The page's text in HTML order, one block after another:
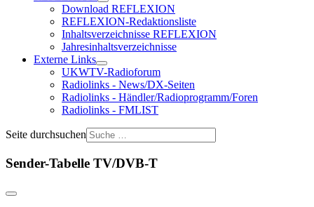
Download REFLEXION
REFLEXION-Redaktionsliste
Inhaltsverzeichnisse REFLEXION
Jahresinhaltsverzeichnisse
Externe Links
UKWTV-Radioforum
Radiolinks - News/DX-Seiten
Radiolinks - Händler/Radioprogramm/Foren
Radiolinks - FMLIST
Seite durchsuchen
Sender-Tabelle TV/DVB-T